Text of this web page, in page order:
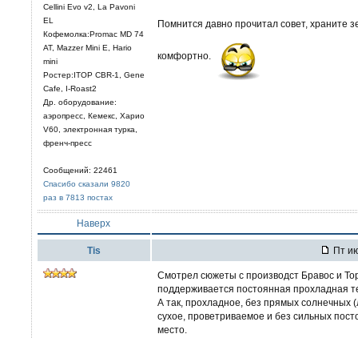
Cellini Evo v2, La Pavoni
EL
Кофемолка:Promac MD 74
AT, Mazzer Mini E, Hario
mini
Ростер:ITOP CBR-1, Gene
Cafe, I-Roast2
Др. оборудование:
аэропресс, Кемекс, Харио
V60, электронная турка,
френч-пресс
Сообщений: 22461
Спасибо сказали 9820
раз в 7813 постах
Помнится давно прочитал совет, храните
комфортно.
Наверх
Tis Пт
Смотрел сюжеты с производст Бравос и
поддерживается постоянная прохладная
А так, прохладное, без прямых солнечных
сухое, проветриваемое и без сильных
место.